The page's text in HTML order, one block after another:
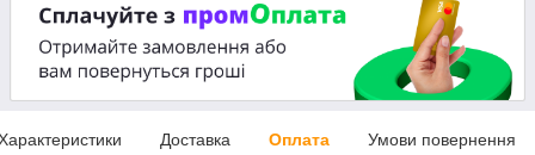
Доставка Оплата Умови повернення